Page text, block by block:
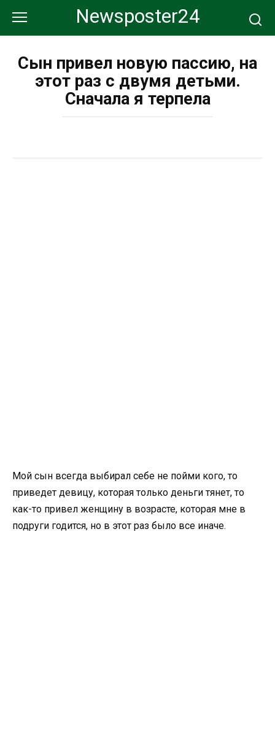
контенту
Newsposter24
Сын привел новую пассию, на
этот раз с двумя детьми.
Сначала я терпела
Мой сын всегда выбирал себе не пойми кого, то
приведет девицу, которая только деньги тянет, то
как-то привел женщину в возрасте, которая мне в
подруги годится, но в этот раз было все иначе.